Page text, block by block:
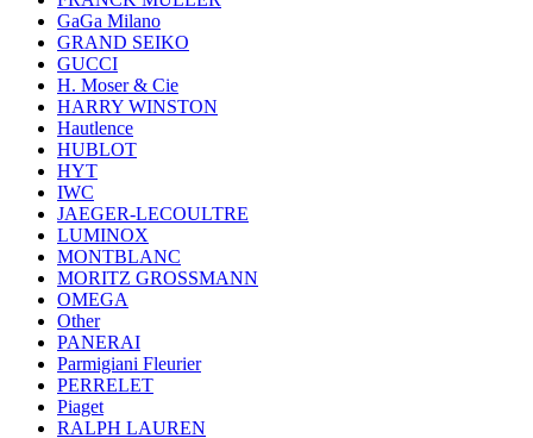
GaGa Milano
GRAND SEIKO
GUCCI
H. Moser & Cie
HARRY WINSTON
Hautlence
HUBLOT
HYT
IWC
JAEGER-LECOULTRE
LUMINOX
MONTBLANC
MORITZ GROSSMANN
OMEGA
Other
PANERAI
Parmigiani Fleurier
PERRELET
Piaget
RALPH LAUREN